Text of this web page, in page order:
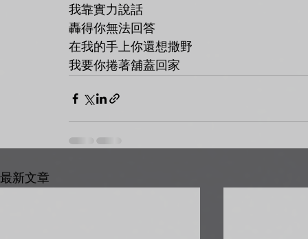
我靠實力說話
轟得你無法回答
在我的手上你還想撒野
我要你捲著舖蓋回家
最新文章